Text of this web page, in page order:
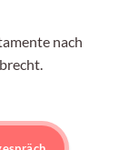
nach